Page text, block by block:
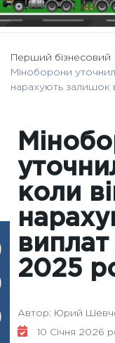
Перший бізнесовий
Міноборони
нарахують залишок
коли
2025
Автор: Юрий
10 Січня 2026